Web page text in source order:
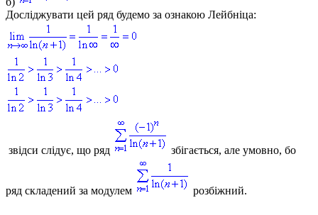
Досліджувати цей ряд будемо за ознакою Лейбніца:
звідси слідує, що ряд збігається, але умовно, бо
ряд складений за модулем розбіжний.